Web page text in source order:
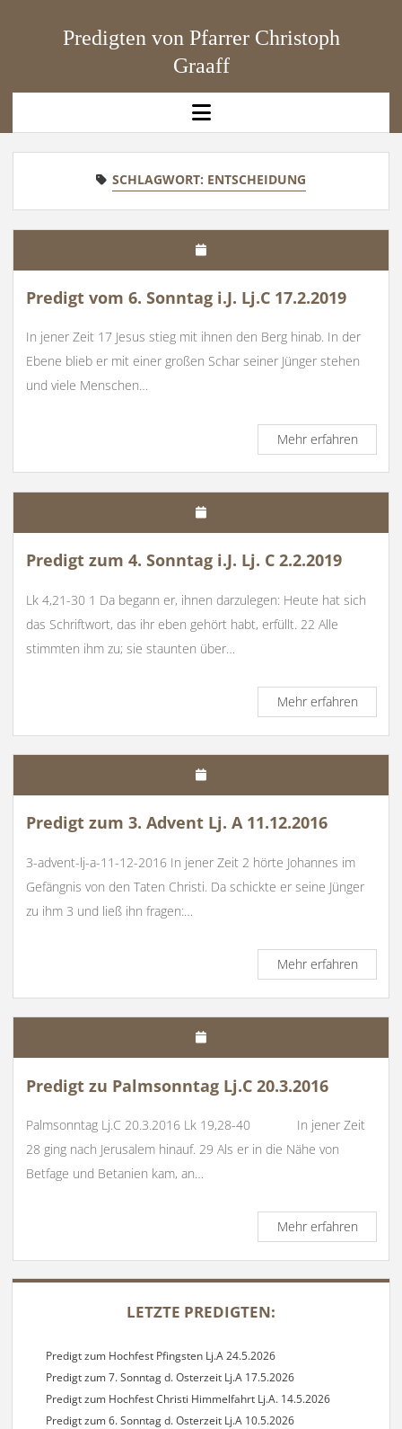
Predigten von Pfarrer Christoph
Graaff
open
menu
SCHLAGWORT: ENTSCHEIDUNG
Predigt vom 6. Sonntag i.J. Lj.C 17.2.2019
In jener Zeit 17 Jesus stieg mit ihnen den Berg hinab. In der
Ebene blieb er mit einer großen Schar seiner Jünger stehen
und viele Menschen…
Mehr erfahrenPredigt
vom
6.
Sonntag
Predigt zum 4. Sonntag i.J. Lj. C 2.2.2019
Lk 4,21-30 1 Da begann er, ihnen darzulegen: Heute hat sich
das Schriftwort, das ihr eben gehört habt, erfüllt. 22 Alle
stimmten ihm zu; sie staunten über…
Mehr erfahrenPredigt
zum
4.
Sonntag
Predigt zum 3. Advent Lj. A 11.12.2016
3-advent-lj-a-11-12-2016 In jener Zeit 2 hörte Johannes im
Gefängnis von den Taten Christi. Da schickte er seine Jünger
zu ihm 3 und ließ ihn fragen:…
Mehr erfahrenPredigt
zum
3.
Advent
Predigt zu Palmsonntag Lj.C 20.3.2016
Palmsonntag Lj.C 20.3.2016 Lk 19,28-40 In jener Zeit
28 ging nach Jerusalem hinauf. 29 Als er in die Nähe von
Betfage und Betanien kam, an…
Mehr erfahrenPredigt
zu
Lj.C
SIDEBAR
LETZTE PREDIGTEN:
Predigt zum Hochfest Pfingsten Lj.A 24.5.2026
Predigt zum 7. Sonntag d. Osterzeit Lj.A 17.5.2026
Predigt zum Hochfest Christi Himmelfahrt Lj.A. 14.5.2026
Predigt zum 6. Sonntag d. Osterzeit Lj.A 10.5.2026